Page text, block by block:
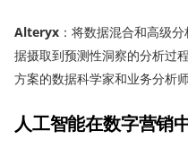
Alteryx ：将数据混合和高级
据摄取到预测性洞察的分析过
方案的数据科学家和业务分析师
人工智能在数字营销